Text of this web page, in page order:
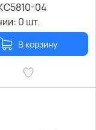
04
0 шт.
В корзину